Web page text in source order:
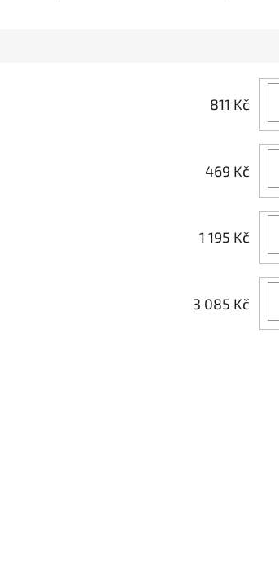
811 Kč
469 Kč
1 195 Kč
3 085 Kč